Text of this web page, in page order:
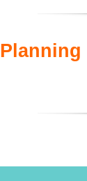
Planning